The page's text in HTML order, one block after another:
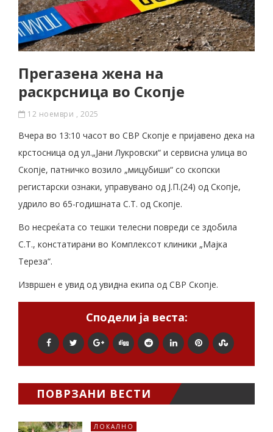
Прегазена жена на
раскрсница во Скопје
12 ноември , 2025
Вчера во 13:10 часот во СВР Скопје е пријавено дека на
крстосница од ул.„Јани Лукровски“ и сервисна улица во
Скопје, патничко возило „мицубиши“ со скопски
регистарски ознаки, управувано од Ј.П.(24) од Скопје,
удрило во 65-годишната С.Т. од Скопје.
Во несреќата со тешки телесни повреди се здобила
С.Т., констатирани во Комплексот клиники „Мајка
Тереза“.
Извршен е увид од увидна екипа од СВР Скопје.
Сподели ја веста:
ПОВРЗАНИ ВЕСТИ
ЛОКАЛНО